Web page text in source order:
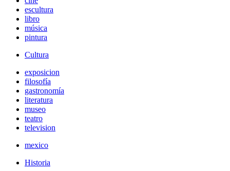
escultura
libro
música
pintura
Cultura
exposicion
filosofía
gastronomía
literatura
museo
teatro
television
mexico
Historia